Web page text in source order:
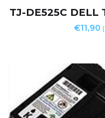
TJ-DE525C DELL
€11,90